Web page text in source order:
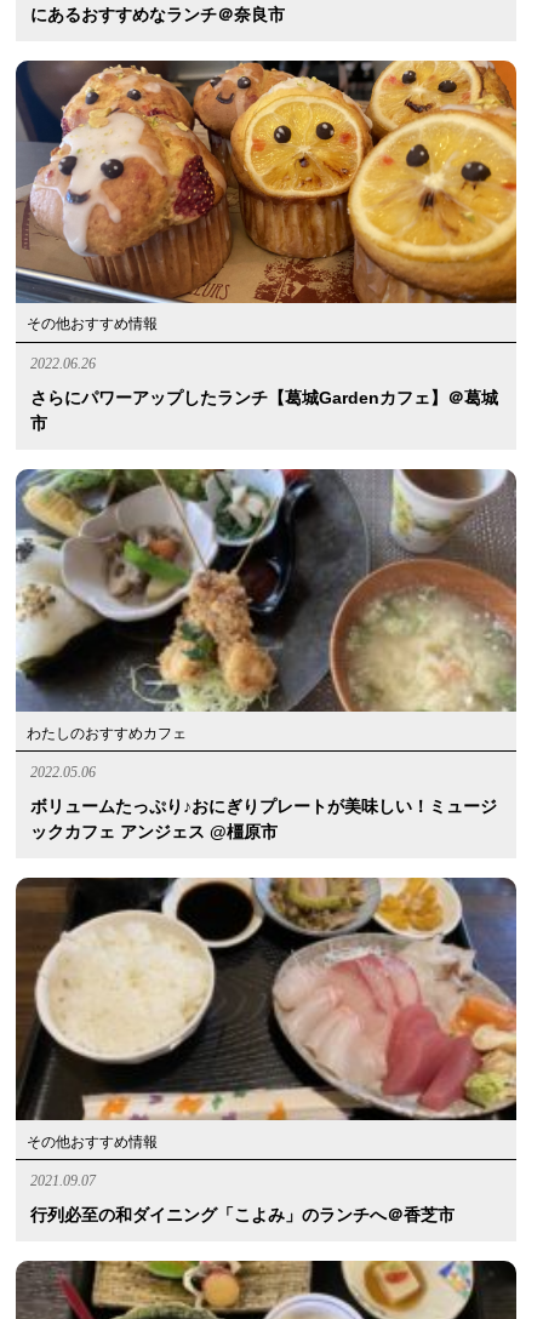
にあるおすすめなランチ＠奈良市
その他おすすめ情報
2022.06.26
さらにパワーアップしたランチ【葛城Gardenカフェ】＠葛城
市
わたしのおすすめカフェ
2022.05.06
ボリュームたっぷり♪おにぎりプレートが美味しい！ミュージ
ックカフェ アンジェス @橿原市
その他おすすめ情報
2021.09.07
行列必至の和ダイニング「こよみ」のランチへ＠香芝市